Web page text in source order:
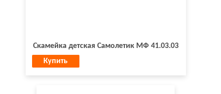
Скамейка детская Самолетик МФ 41.03.03
Купить